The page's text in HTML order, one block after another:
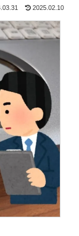
2025.02.10